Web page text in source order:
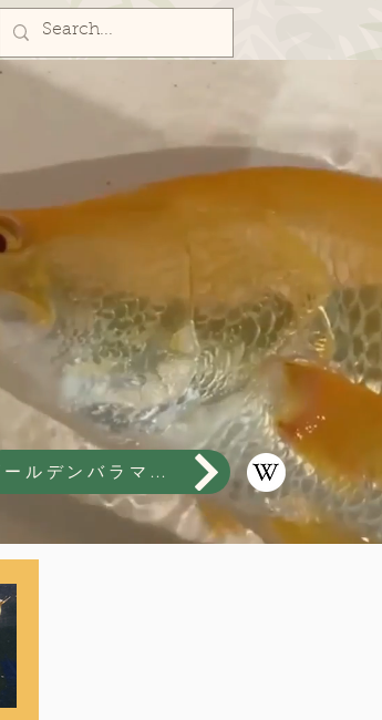
ゴールデンバラマンディ